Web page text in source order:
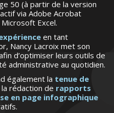
50 (à partir de la version
via Adobe Acrobat
Excel.
en tant
Nancy Lacroix met son
d’optimiser leurs outils de
administrative au quotidien.
également la tenue de
rédaction de rapports
en page infographique